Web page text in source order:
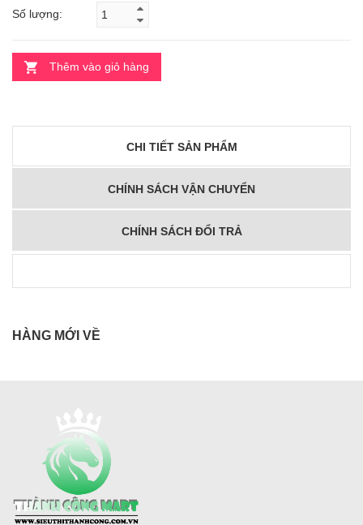
Số lượng:
Thêm vào giỏ hàng
CHI TIẾT SẢN PHẨM
CHÍNH SÁCH VẬN CHUYỂN
CHÍNH SÁCH ĐỔI TRẢ
HÀNG MỚI VỀ